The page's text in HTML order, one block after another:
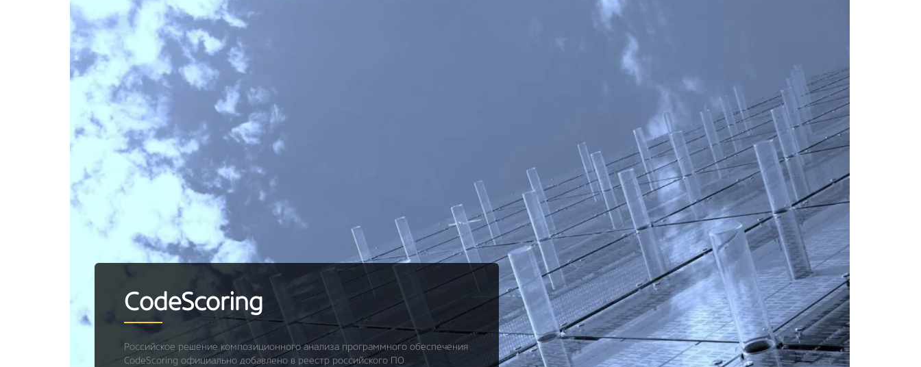
CodeScoring
Российское решение композиционного анализа программного обеспечения
CodeScoring официально добавлено в реестр российского ПО